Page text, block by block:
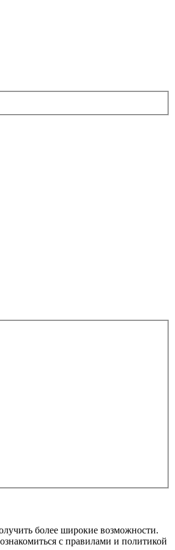
более широкие возможности.
с правилами и политикой